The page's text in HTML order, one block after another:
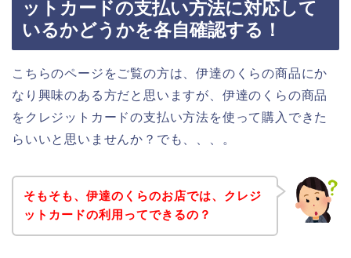
ットカードの支払い方法に対応して
いるかどうかを各自確認する！
こちらのページをご覧の方は、伊達のくらの商品にか
なり興味のある方だと思いますが、伊達のくらの商品
をクレジットカードの支払い方法を使って購入できた
らいいと思いませんか？でも、、、。
そもそも、伊達のくらのお店では、クレジ
ットカードの利用ってできるの？